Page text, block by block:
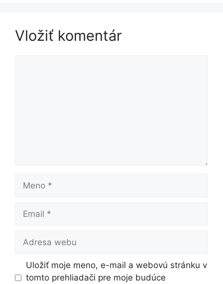
Vložiť komentár
webu
Uložiť moje meno, e-mail a webovú stránku v
tomto prehliadači pre moje budúce